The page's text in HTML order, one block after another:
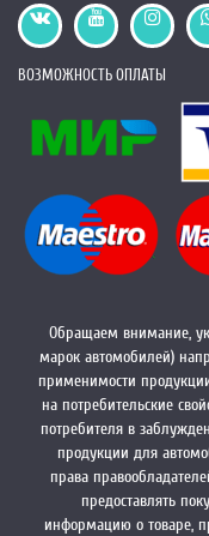
ВОЗМОЖНОСТЬ ОПЛАТЫ
Обращаем внимание,
марок автомобилей)
применимости
на потребительские
потребителя в
продукции для
права
предоставлять
информацию о товаре,